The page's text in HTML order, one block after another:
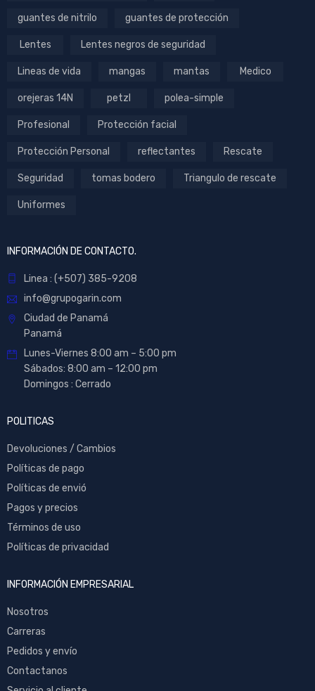
guantes de nitrilo guantes de protección
Lentes Lentes negros de seguridad
Lineas de vida mangas mantas Medico
orejeras 14N petzl polea-simple
Profesional Protección facial
Protección Personal reflectantes Rescate
Seguridad tomas bodero Triangulo de rescate
Uniformes
INFORMACIÓN DE CONTACTO.
Linea : (+507) 385-9208
info@grupogarin.com
Ciudad de Panamá
Panamá
Lunes-Viernes 8:00 am – 5:00 pm
Sábados: 8:00 am – 12:00 pm
Domingos : Cerrado
POLITICAS
Devoluciones / Cambios
Políticas de pago
Políticas de envió
Pagos y precios
Términos de uso
Políticas de privacidad
INFORMACIÓN EMPRESARIAL
Nosotros
Carreras
Pedidos y envío
Contactanos